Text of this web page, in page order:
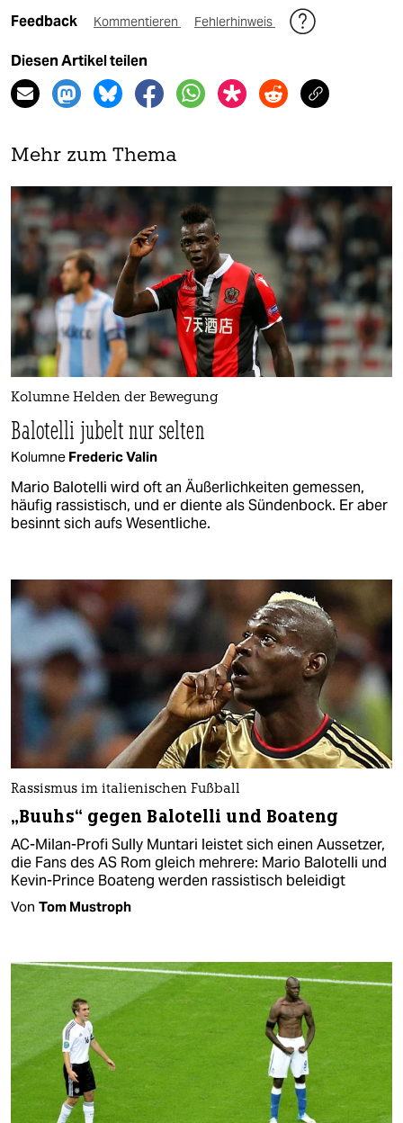
Feedback Kommentieren Fehlerhinweis
Diesen Artikel teilen
Mehr zum Thema
Kolumne Helden der Bewegung
Balotelli jubelt nur selten
Kolumne Frederic Valin
Mario Balotelli wird oft an Äußerlichkeiten gemessen,
häufig rassistisch, und er diente als Sündenbock. Er aber
besinnt sich aufs Wesentliche.
Rassismus im italienischen Fußball
„Buuhs“ gegen Balotelli und Boateng
AC-Milan-Profi Sully Muntari leistet sich einen Aussetzer,
die Fans des AS Rom gleich mehrere: Mario Balotelli und
Kevin-Prince Boateng werden rassistisch beleidigt
Von Tom Mustroph